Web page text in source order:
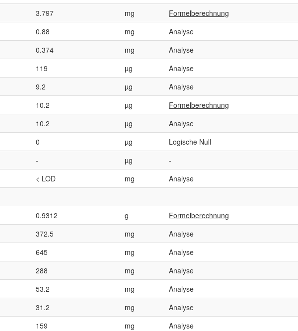
3.797 mg
Formelberechnung
0.88 mg
Analyse
0.374 mg
Analyse
119 µg
Analyse
9.2 µg
Analyse
10.2 µg
Formelberechnung
10.2 µg
Analyse
0 µg
Logische Null
- µg
-
< LOD mg
Analyse
0.9312 g
Formelberechnung
372.5 mg
Analyse
645 mg
Analyse
288 mg
Analyse
53.2 mg
Analyse
31.2 mg
Analyse
159 mg
Analyse